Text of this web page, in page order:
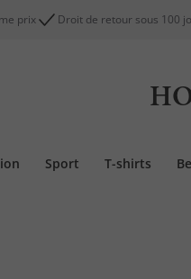
prix Droit de retour sous 100
Sport T-shirts